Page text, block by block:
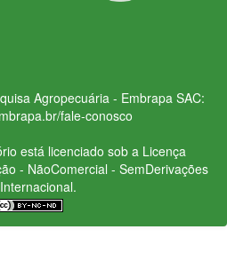
Agropecuária - Embrapa SAC:
fale-conosco
está licenciado sob a Licença
- NãoComercial - SemDerivações